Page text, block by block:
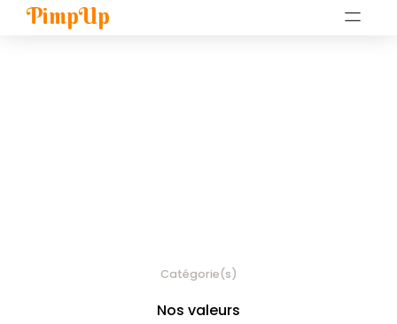
PimpUp
Catégorie(s)
Nos valeurs